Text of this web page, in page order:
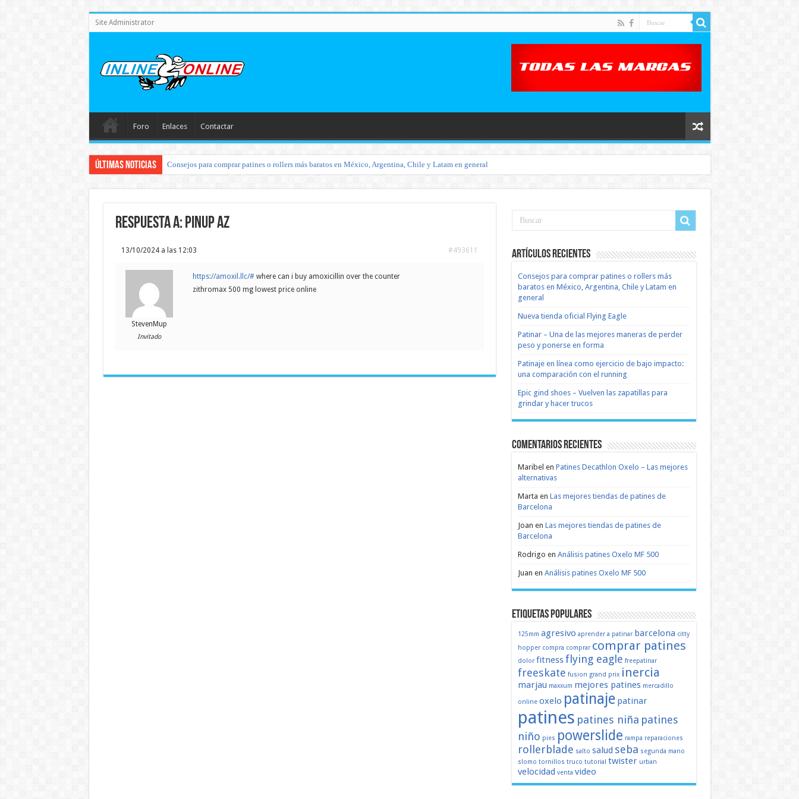
Site Administrator
Foro Enlaces Contactar
Últimas noticias Consejos para comprar patines o rollers más baratos en México, Argentina, Chile y Latam en general
Respuesta a: pinup az
13/10/2024 a las 12:03 #493611
StevenMup
Invitado
https://amoxil.llc/#where can i buy amoxicillin over the counter
zithromax 500 mg lowest price online
Artículos recientes
Consejos para comprar patines o rollers más
baratos en México, Argentina, Chile y Latam en
general
Nueva tienda oficial Flying Eagle
Patinar – Una de las mejores maneras de perder
peso y ponerse en forma
Patinaje en línea como ejercicio de bajo impacto:
una comparación con el running
Epic gind shoes – Vuelven las zapatillas para
grindar y hacer trucos
Comentarios recientes
Maribel en Patines Decathlon Oxelo – Las mejores
alternativas
Marta en Las mejores tiendas de patines de
Barcelona
Joan en Las mejores tiendas de patines de
Barcelona
Rodrigo en Análisis patines Oxelo MF 500
Juan en Análisis patines Oxelo MF 500
Etiquetas populares
125mm agresivo aprender a patinar barcelona citty
hopper compra comprar comprar patines
dolor fitnessflying eagle freepatinar
freeskate fusion grand prix inercia
marjau maxxum mejores patines mercadillo
online oxelo patinaje patinar
patines patines niña patines
niño pies powerslide rampa reparaciones
rollerblade salto salud seba segunda mano
slomo tornillos truco tutorial twister urban
velocidad venta video